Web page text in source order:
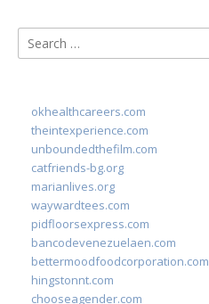
Search
for:
okhealthcareers.com
theintexperience.com
unboundedthefilm.com
catfriends-bg.org
marianlives.org
waywardtees.com
pidfloorsexpress.com
bancodevenezuelaen.com
bettermoodfoodcorporation.com
hingstonnt.com
chooseagender.com